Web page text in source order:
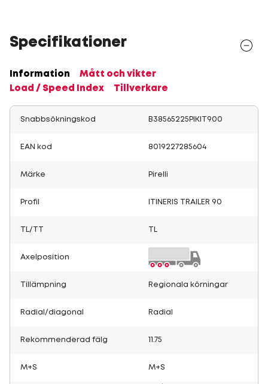
Specifikationer
Information
Mått och vikter
Load / Speed Index
Tillverkare
Snabbsökningskod B38565225PIKIT900
EAN kod 8019227285604
Märke Pirelli
Profil ITINERIS TRAILER 90
TL/TT
Axelposition
Tillämpning Regionala körningar
Radial/diagonal Radial
Rekommenderad fälg 11.75
M+S M+S